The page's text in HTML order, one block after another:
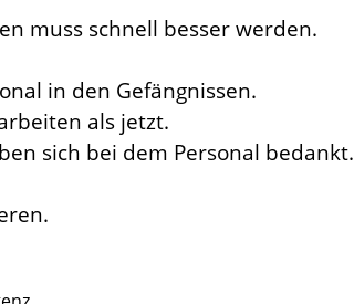
muss schnell besser werden.
in den Gefängnissen.
als jetzt.
sich bei dem Personal bedankt.